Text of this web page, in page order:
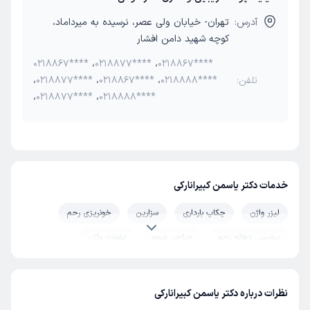
آدرس: تهران- خیابان ولی عصر، نرسیده به میرداماد،
کوچه شهید دامن افشار
تلفن:
0218867**** ،0218877**** ،0218867****
،0218877**** ،0218867**** ،0218888****
،0218877**** ،0218888****
خدمات دکتر یاسمن کبیرانارکی
لیزر واژن چکاپ بارداری سزارین
خونریزی رحم
بیوپسی دهانه رحم
جراحی میوم
عفونت واژن
لاپاراسکوپی فیبروم رحم
کیست تخمدان
نظرات درباره دکتر یاسمن کبیرانارکی